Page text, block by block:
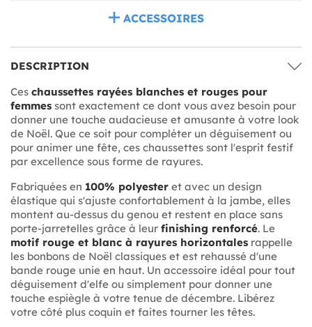
ACCESSOIRES
DESCRIPTION
Ces chaussettes rayées blanches et rouges pour
femmes sont exactement ce dont vous avez besoin pour
donner une touche audacieuse et amusante à votre look
de Noël. Que ce soit pour compléter un déguisement ou
pour animer une fête, ces chaussettes sont l'esprit festif
par excellence sous forme de rayures.
Fabriquées en 100% polyester et avec un design
élastique qui s'ajuste confortablement à la jambe, elles
montent au-dessus du genou et restent en place sans
porte-jarretelles grâce à leur finishing renforcé. Le
motif rouge et blanc à rayures horizontales rappelle
les bonbons de Noël classiques et est rehaussé d'une
bande rouge unie en haut. Un accessoire idéal pour tout
déguisement d'elfe ou simplement pour donner une
touche espiègle à votre tenue de décembre. Libérez
votre côté plus coquin et faites tourner les têtes.